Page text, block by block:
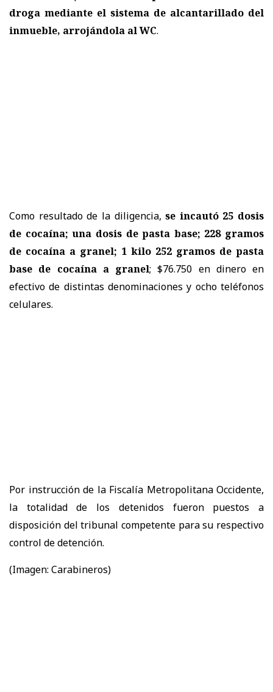
droga mediante el sistema de alcantarillado del
inmueble, arrojándola al WC.
Como resultado de la diligencia,se incautó 25 dosis
de cocaína; una dosis de pasta base; 228 gramos
de cocaína a granel; 1 kilo 252 gramos de pasta
base de cocaína a granel; $76.750 en dinero en
efectivo de distintas denominaciones y ocho teléfonos
celulares.
Por instrucción de la Fiscalía Metropolitana Occidente,
la totalidad de los detenidos fueron puestos a
disposición del tribunal competente para su respectivo
control de detención.
(Imagen: Carabineros)